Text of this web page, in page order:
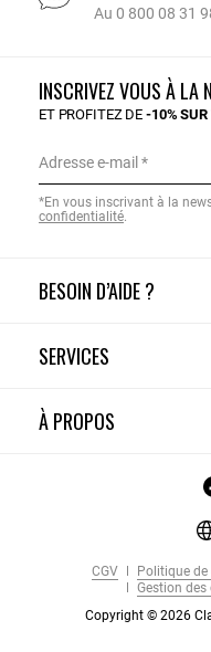
Au 0 800 08 31
BESOIN D’AIDE ?
SERVICES
À PROPOS
INSCRIVEZ VOUS À LA
ET PROFITEZ DE-10%
Adresse e-mail
*En vous inscrivant à la
confidentialité.
CGV Politique
Gestion des
Copyright © 2026